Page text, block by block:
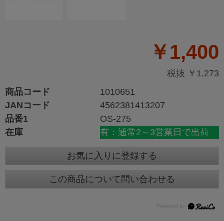
￥1,400
税抜 ￥1,273
商品コード
1010651
JANコード
4562381413207
品番1
OS-275
在庫
有：通常2～3営業日で出荷
お気に入りに登録する
この商品について問い合わせる